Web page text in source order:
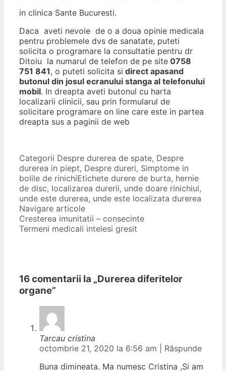
in clinica Sante Bucuresti.
Daca aveti nevoie de o a doua opinie medicala
pentru problemele dvs de sanatate, puteti
solicita o programare la consultatie pentru dr
Ditoiu la numarul de telefon de pe site 0758
751 841, o puteti solicita si direct apasand
butonul din josul ecranului stanga al telefonului
mobil. In dreapta aveti butonul cu harta
localizarii clinicii, sau prin formularul de
solicitare programare on line care este in partea
dreapta sus a paginii de web
Categorii Despre durerea de spate, Despre
durerea in piept, Despre dureri, Simptome in
bolile de rinichiEtichete durere de burta, hernie
de disc, localizarea durerii, unde doare rinichiul,
unde este durerea, unde este localizata durerea
Navigare articole
Cresterea imunitatii – consecinte
Termeni medicali intelesi gresit
16 comentarii la „Durerea diferitelor
organe”
Tarcau cristina
octombrie 21, 2020 la 6:56 am
Răspunde
Buna dimineata. Ma numesc Cristina ,Si am